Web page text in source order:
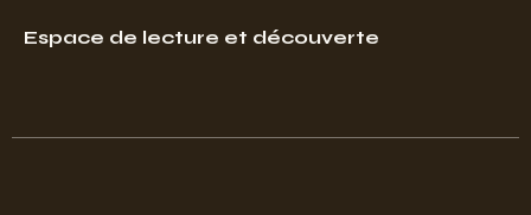
Espace de lecture et découverte